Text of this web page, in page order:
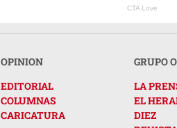
CTA Love
OPINION
EDITORIAL
COLUMNAS
CARICATURA
GRUPO
LA
EL
DIEZ